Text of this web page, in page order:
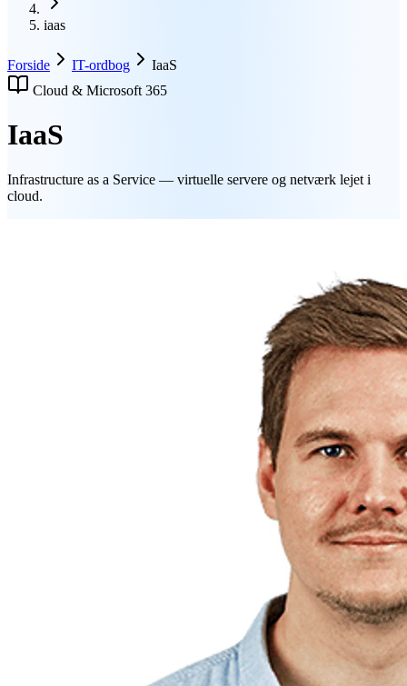
iaas
Forside IT-ordbog
IaaS
Cloud & Microsoft 365
IaaS
Infrastructure as a Service — virtuelle servere og netværk lejet i
cloud.